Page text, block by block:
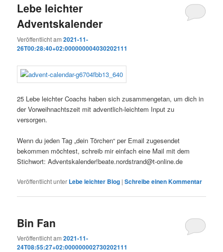
Lebe leichter
Adventskalender
Veröffentlicht am2021-11-
26T00:28:40+02:000000004030202111
25 Lebe leichter Coachs haben sich zusammengetan, um dich in
der Vorweihnachtszeit mit adventlich-leichtem Input zu
versorgen.
Wenn du jeden Tag „dein Törchen“ per Email zugesendet
bekommen möchtest, schreib mir einfach eine Mail mit dem
Stichwort: Adventskalender!beate.nordstrand@t-online.de
Veröffentlicht unter Lebe leichter Blog |Schreibe einen Kommentar
Bin Fan
Veröffentlicht am2021-11-
24T08:55:27+02:000000002730202111